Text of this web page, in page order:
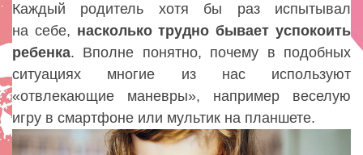
Lady
Каждый родитель хотя бы раз испытывал
на себе, насколько трудно бывает успокоить
ребенка. Вполне понятно, почему в подобных
ситуациях многие из нас используют
«отвлекающие маневры», например веселую
игру в смартфоне или мультик на планшете.